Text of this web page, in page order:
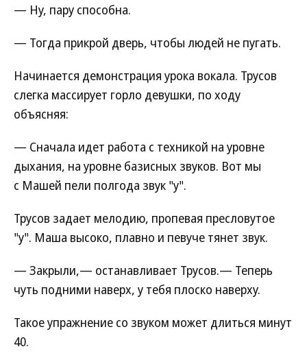
— Ну, пару способна.
— Тогда прикрой дверь, чтобы людей не пугать.
Начинается демонстрация урока вокала. Трусов
слегка массирует горло девушки, по ходу
объясняя:
— Сначала идет работа с техникой на уровне
дыхания, на уровне базисных звуков. Вот мы
с Машей пели полгода звук "у".
Трусов задает мелодию, пропевая пресловутое
"у". Маша высоко, плавно и певуче тянет звук.
— Закрыли,— останавливает Трусов.— Теперь
чуть подними наверх, у тебя плоско наверху.
Такое упражнение со звуком может длиться минут
40.